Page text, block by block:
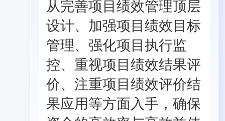
从完善项目绩效管理顶层
设计、加强项目绩效目标
管理、强化项目执行监
控、重视项目绩效结果评
价、注重项目绩效评价结
果应用等方面入手，确保